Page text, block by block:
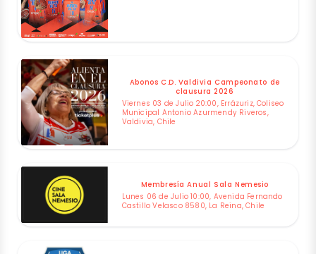
Abonos C.D. Valdivia Campeonato de
clausura 2026
Viernes 03 de Julio 20:00, Errázuriz, Coliseo
Municipal Antonio Azurmendy Riveros,
Valdivia, Chile
Membresía Anual Sala Nemesio
Lunes 06 de Julio 10:00, Avenida Fernando
Castillo Velasco 8580, La Reina, Chile